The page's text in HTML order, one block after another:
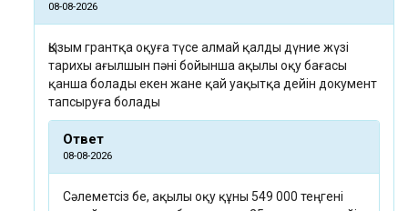
08-08-2026
Қызым грантқа оқуға түсе алмай қалды дүние жүзі
тарихы ағылшын пәні бойынша ақылы оқу бағасы
қанша болады екен жане қай уақытқа дейін документ
тапсыруға болады
Ответ
08-08-2026
Сәлеметсіз бе, ақылы оқу құны 549 000 теңгені